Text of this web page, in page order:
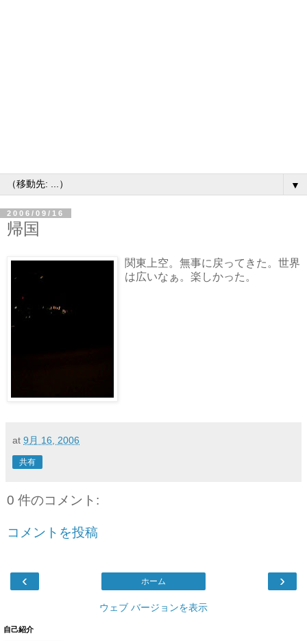
▼
2006/09/16
帰国
関東上空。無事に戻ってきた。世界
は広いなぁ。楽しかった。
at 9月 16, 2006
共有
0 件のコメント:
コメントを投稿
‹ ›
ホーム
ウェブ バージョンを表示
自己紹介